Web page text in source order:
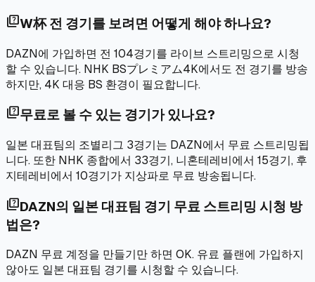
quizW杯 전 경기를 보려면 어떻게 해야 하나요?
DAZN에 가입하면 전 104경기를 라이브 스트리밍으로 시청
할 수 있습니다. NHK BSプレミアム4K에서도 전 경기를 방송
하지만, 4K 대응 BS 환경이 필요합니다.
quiz무료로 볼 수 있는 경기가 있나요?
일본 대표팀의 조별리그 3경기는 DAZN에서 무료 스트리밍됩
니다. 또한 NHK 종합에서 33경기, 니혼테레비에서 15경기, 후
지테레비에서 10경기가 지상파로 무료 방송됩니다.
quizDAZN의 일본 대표팀 경기 무료 스트리밍 시청 방
법은?
DAZN 무료 계정을 만들기만 하면 OK. 유료 플랜에 가입하지
않아도 일본 대표팀 경기를 시청할 수 있습니다.